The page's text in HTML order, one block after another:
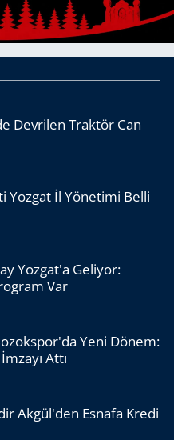
Devrilen Traktör Can
Yozgat İl Yönetimi Belli
Yozgat'a Geliyor:
Var
Yeni Dönem:
Attı
Akgül'den Esnafa Kredi